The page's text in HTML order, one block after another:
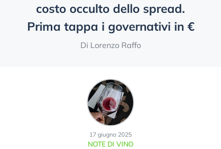
costo occulto dello spread.
Prima tappa i governativi in €
Di Lorenzo Raffo
NOTE DI VINO
17 giugno 2025